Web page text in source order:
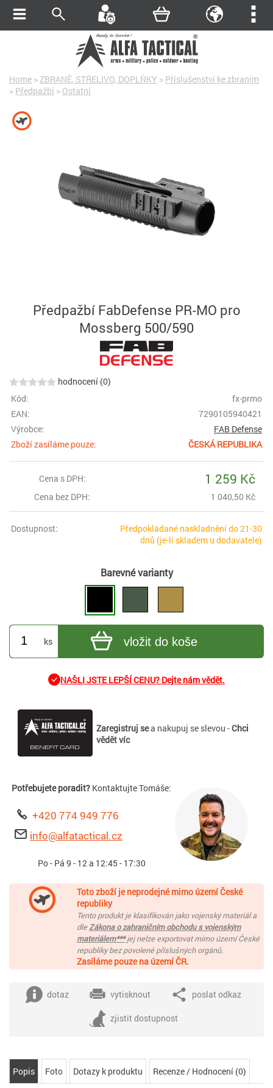
Home > ZBRANĚ, STŘELIVO, DOPLŇKY > Příslušenství ke zbraním
> Předpažbí > Ostatní
Předpažbí FabDefense PR-MO pro
Mossberg 500/590
hodnocení (0)
Kód:
fx-prmo
EAN:
7290105940421
Výrobce:
FAB Defense
Zboží zasíláme pouze:
ČESKÁ REPUBLIKA
Cena s DPH: 1 259 Kč
Cena bez DPH: 1 040,50 Kč
Dostupnost:
Předpokládané naskladnění do 21-30
dnů (je-li skladem u dodavatele)
Barevné varianty
ks vložit do koše
NAŠLI JSTE LEPŠÍ CENU? Dejte nám vědět.
Zaregistruj sea nakupuj se slevou -Chci
vědět víc
Potřebujete poradit? Kontaktujte Tomáše:
+420 774 949 776
info@alfatactical.cz
Po - Pá 9 - 12 a 12:45 - 17:30
Toto zboží je neprodejné mimo území České
republiky
Tento produkt je klasifikován jako vojenský materiál a
dleZákona o zahraničním obchodu s vojenským
materiálem***jej nelze exportovat mimo území České
republiky bez povolené příslušných orgánů.
Zasíláme pouze na území ČR.
dotaz vytisknout poslat odkaz
zjistit dostupnost
Popis Foto Dotazy k produktu Recenze / Hodnocení (0)